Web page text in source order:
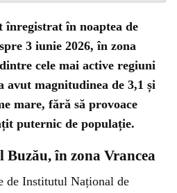
înregistrat în noaptea de
3 iunie 2026, în zona
cele mai active regiuni
avut magnitudinea de 3,1 și
mare, fără să provoace
puternic de populație.
în zona Vrancea
de Institutul Național de